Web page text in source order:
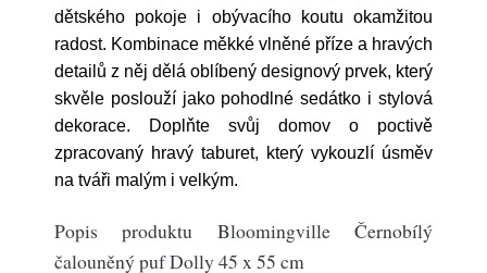
dětského pokoje i obývacího koutu okamžitou
radost. Kombinace měkké vlněné příze a hravých
detailů z něj dělá oblíbený designový prvek, který
skvěle poslouží jako pohodlné sedátko i stylová
dekorace. Doplňte svůj domov o poctivě
zpracovaný hravý taburet, který vykouzlí úsměv
na tváři malým i velkým.
Popis produktu Bloomingville Černobílý
čalouněný puf Dolly 45 x 55 cm